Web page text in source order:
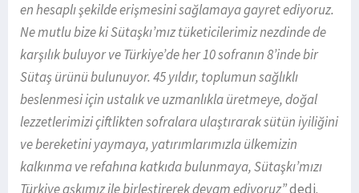
en hesaplı şekilde erişmesini sağlamaya gayret ediyoruz.
Ne mutlu bize ki Sütaşkı’mız tüketicilerimiz nezdinde de
karşılık buluyor ve Türkiye’de her 10 sofranın 8’inde bir
Sütaş ürünü bulunuyor.45 yıldır, toplumun sağlıklı
beslenmesi için ustalık ve uzmanlıkla üretmeye, doğal
lezzetlerimizi çiftlikten sofralara ulaştırarak sütün iyiliğini
ve bereketini yaymaya, yatırımlarımızla ülkemizin
kalkınma ve refahına katkıda bulunmaya, Sütaşkı’mızı
Türkiye aşkımız ile birleştirerek devam ediyoruz”dedi.